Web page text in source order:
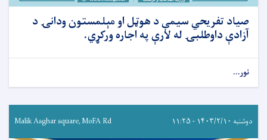
صیاد تفریحي سيمې د هوټل او مېلمستون ودانۍ د
آزادې داوطلبۍ له لارې په اجاره ورکړي.
نور...
دوشنبه ۱۴۰۳/۲/۱۰ - ۱۱:۲۵ Malik Asghar square, MoFA Rd